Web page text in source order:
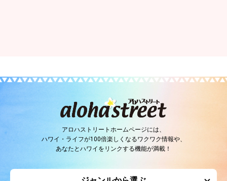
アロハストリートホームページには、
ハワイ・ライフが100倍楽しくなるワクワク情報や、
あなたとハワイをリンクする機能が満載！